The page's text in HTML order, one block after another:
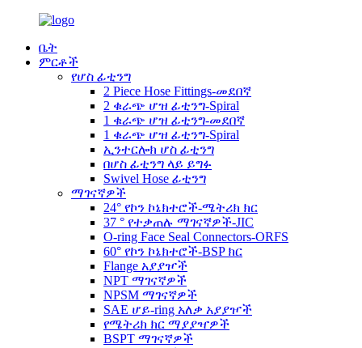
ቤት
ምርቶች
የሆስ ፊቲንግ
2 Piece Hose Fittings-መደበኛ
2 ቁራጭ ሆዝ ፊቲንግ-Spiral
1 ቁራጭ ሆዝ ፊቲንግ-መደበኛ
1 ቁራጭ ሆዝ ፊቲንግ-Spiral
ኢንተርሎክ ሆስ ፊቲንግ
በሆስ ፊቲንግ ላይ ይግፉ
Swivel Hose ፊቲንግ
ማገናኛዎች
24° የኮን ኮኔክተሮች-ሜትሪክ ክር
37 ° የተቃጠሉ ማገናኛዎች-JIC
O-ring Face Seal Connectors-ORFS
60° የኮን ኮኔክተሮች-BSP ክር
Flange አያያዦች
NPT ማገናኛዎች
NPSM ማገናኛዎች
SAE ሆይ-ring አለቃ አያያዦች
የሜትሪክ ክር ማያያዣዎች
BSPT ማገናኛዎች